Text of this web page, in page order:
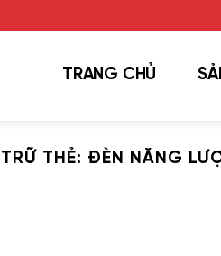
TRANG CHỦ
THẺ: ĐÈN NĂNG